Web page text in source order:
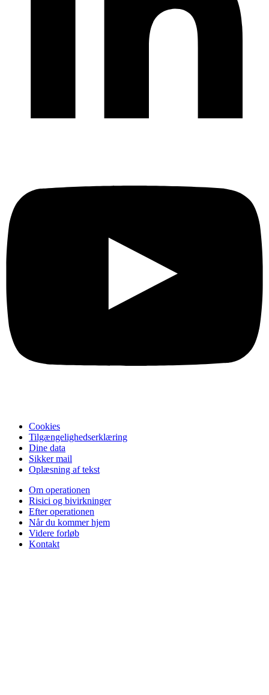
Cookies
Tilgængelighedserklæring
Dine data
Sikker mail
Oplæsning af tekst
Om operationen
Risici og bivirkninger
Efter operationen
Når du kommer hjem
Videre forløb
Kontakt